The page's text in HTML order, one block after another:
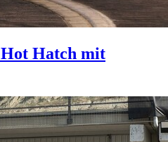
Hot Hatch mit